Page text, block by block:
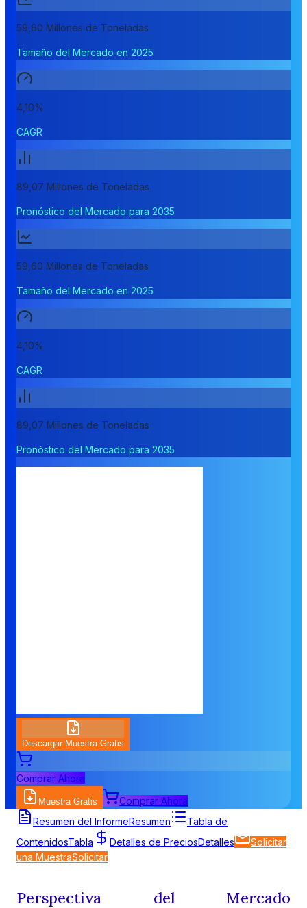
59,60 Millones de Toneladas
Tamaño del Mercado en 2025
4,10%
CAGR
89,07 Millones de Toneladas
Pronóstico del Mercado para 2035
59,60 Millones de Toneladas
Tamaño del Mercado en 2025
4,10%
CAGR
89,07 Millones de Toneladas
Pronóstico del Mercado para 2035
Descargar Muestra Gratis
Comprar Ahora
Muestra Gratis
Comprar Ahora
Resumen del InformeResumen
Tabla de
ContenidosTabla Detalles de PreciosDetalles
Solicitar
una MuestraSolicitar
Perspectiva del Mercado